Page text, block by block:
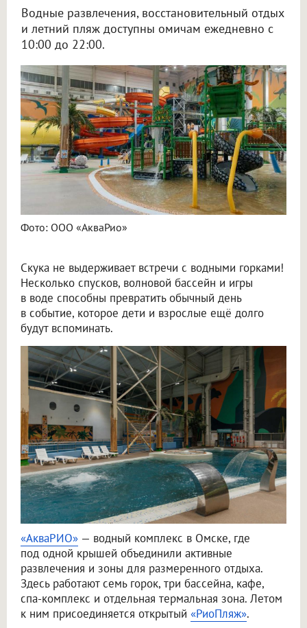
Водные развлечения, восстановительный отдых
и летний пляж доступны омичам ежедневно с
10:00 до 22:00.
Фото: ООО «АкваРио»
Скука не выдерживает встречи с водными горками!
Несколько спусков, волновой бассейн и игры
в воде способны превратить обычный день
в событие, которое дети и взрослые ещё долго
будут вспоминать.
«АкваРИО» — водный комплекс в Омске, где
под одной крышей объединили активные
развлечения и зоны для размеренного отдыха.
Здесь работают семь горок, три бассейна, кафе,
спа-комплекс и отдельная термальная зона. Летом
к ним присоединяется открытый «РиоПляж».